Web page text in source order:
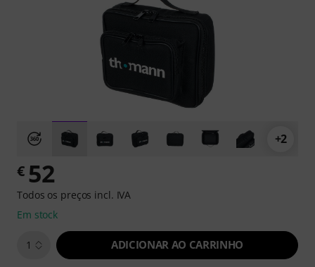
+2
€ 52
Todos os preços incl. IVA
Em stock
1 ADICIONAR AO CARRINHO